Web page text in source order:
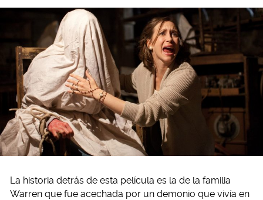
La historia detrás de esta película es la de la familia
Warren que fue acechada por un demonio que vivía en